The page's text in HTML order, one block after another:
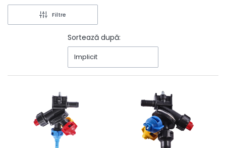
End of filters
Filtre
Sortează după:
Implicit